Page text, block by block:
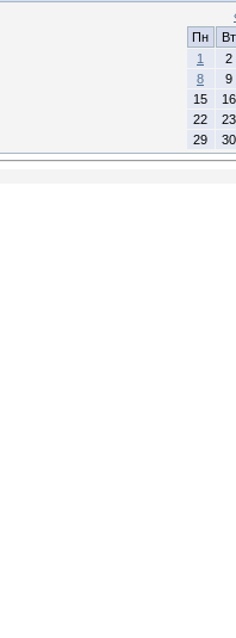
Пн
Вт
1
2
8
9
15
16
22
23
29
30